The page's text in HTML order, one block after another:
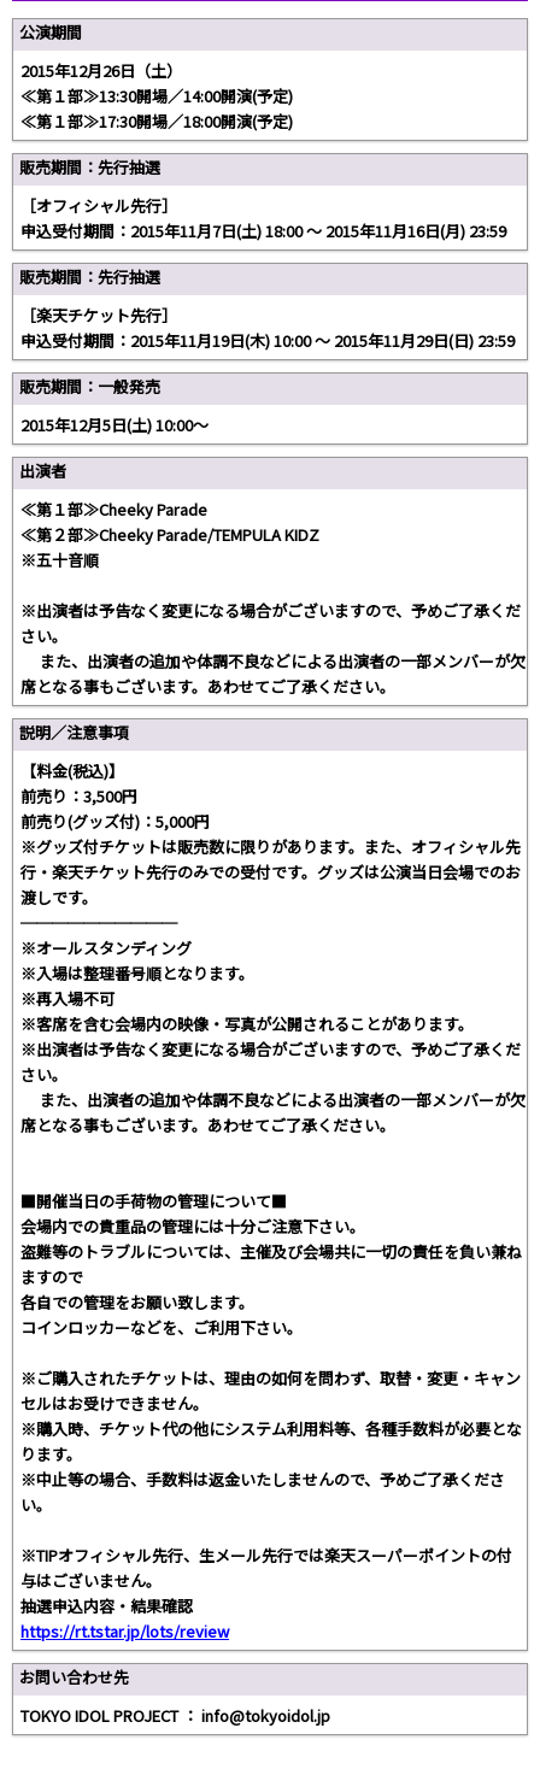
公演期間
2015年12月26日（土）
≪第１部≫13:30開場／14:00開演(予定)
≪第１部≫17:30開場／18:00開演(予定)
販売期間：先行抽選
［オフィシャル先行］
申込受付期間：2015年11月7日(土) 18:00 ～ 2015年11月16日(月) 23:59
販売期間：先行抽選
［楽天チケット先行］
申込受付期間：2015年11月19日(木) 10:00 ～ 2015年11月29日(日) 23:59
販売期間：一般発売
2015年12月5日(土) 10:00～
出演者
≪第１部≫Cheeky Parade
≪第２部≫Cheeky Parade/TEMPULA KIDZ
※五十音順
※出演者は予告なく変更になる場合がございますので、予めご了承くだ
さい。
また、出演者の追加や体調不良などによる出演者の一部メンバーが欠
席となる事もございます。あわせてご了承ください。
説明／注意事項
【料金(税込)】
前売り：3,500円
前売り(グッズ付)：5,000円
※グッズ付チケットは販売数に限りがあります。また、オフィシャル先
行・楽天チケット先行のみでの受付です。グッズは公演当日会場でのお
渡しです。
──────────
※オールスタンディング
※入場は整理番号順となります。
※再入場不可
※客席を含む会場内の映像・写真が公開されることがあります。
※出演者は予告なく変更になる場合がございますので、予めご了承くだ
さい。
また、出演者の追加や体調不良などによる出演者の一部メンバーが欠
席となる事もございます。あわせてご了承ください。
■開催当日の手荷物の管理について■
会場内での貴重品の管理には十分ご注意下さい。
盗難等のトラブルについては、主催及び会場共に一切の責任を負い兼ね
ますので
各自での管理をお願い致します。
コインロッカーなどを、ご利用下さい。
※ご購入されたチケットは、理由の如何を問わず、取替・変更・キャン
セルはお受けできません。
※購入時、チケット代の他にシステム利用料等、各種手数料が必要とな
ります。
※中止等の場合、手数料は返金いたしませんので、予めご了承くださ
い。
※TIPオフィシャル先行、生メール先行では楽天スーパーポイントの付
与はございません。
抽選申込内容・結果確認
https://rt.tstar.jp/lots/review
お問い合わせ先
TOKYO IDOL PROJECT ： info@tokyoidol.jp